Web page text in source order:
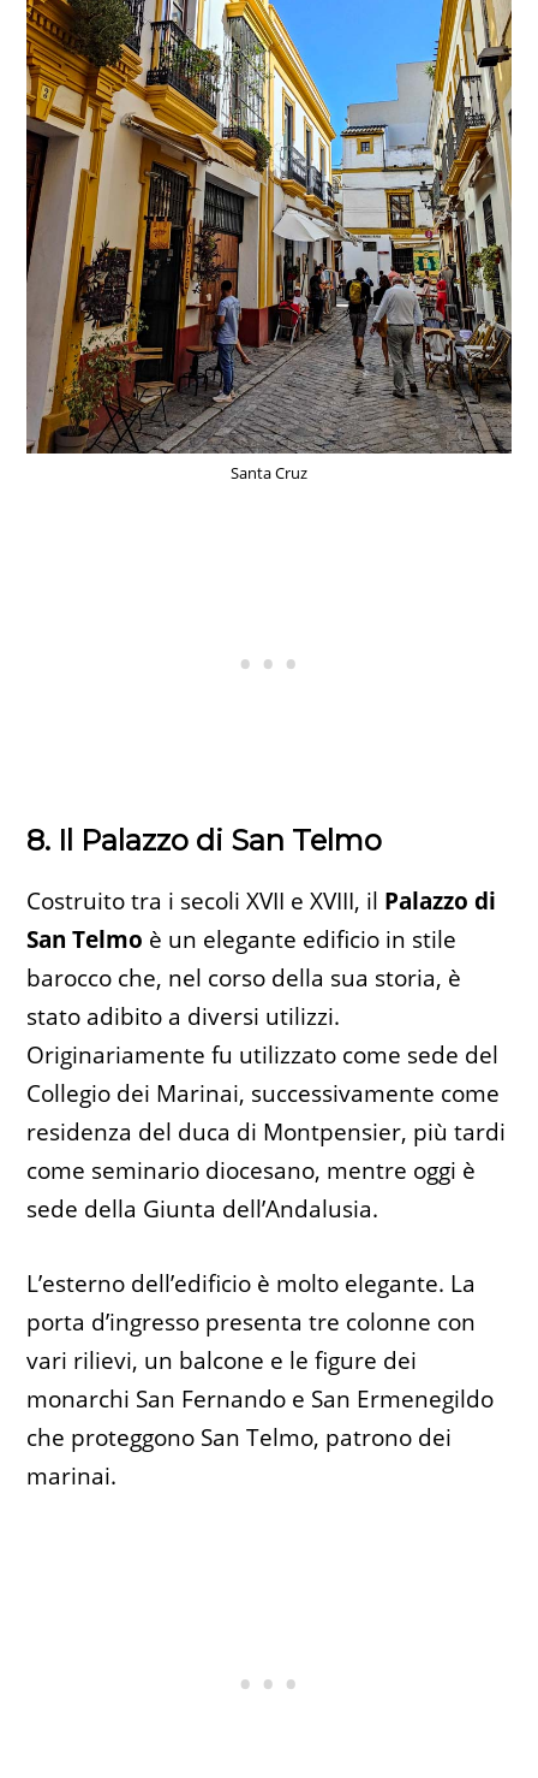
Santa Cruz
8. Il Palazzo di San Telmo
Costruito tra i secoli XVII e XVIII, il Palazzo di
San Telmo è un elegante edificio in stile
barocco che, nel corso della sua storia, è
stato adibito a diversi utilizzi.
Originariamente fu utilizzato come sede del
Collegio dei Marinai, successivamente come
residenza del duca di Montpensier, più tardi
come seminario diocesano, mentre oggi è
sede della Giunta dell’Andalusia.
L’esterno dell’edificio è molto elegante. La
porta d’ingresso presenta tre colonne con
vari rilievi, un balcone e le figure dei
monarchi San Fernando e San Ermenegildo
che proteggono San Telmo, patrono dei
marinai.